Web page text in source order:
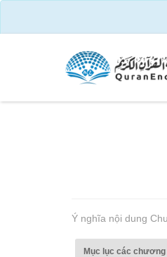
Ý nghĩa nội dung
Mục lục các chương